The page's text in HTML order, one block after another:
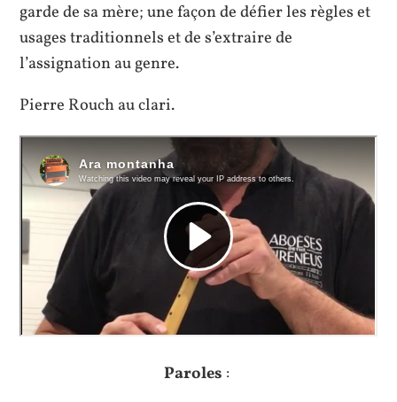
garde de sa mère; une façon de défier les règles et
usages traditionnels et de s’extraire de
l’assignation au genre.
Pierre Rouch au clari.
Paroles :